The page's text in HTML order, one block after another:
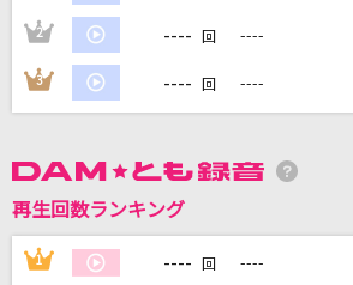
家族や友達と一緒に！練習に
2 ---- 回 ----
3 ---- 回 ----
再生回数ランキング
1 ---- 回 ----